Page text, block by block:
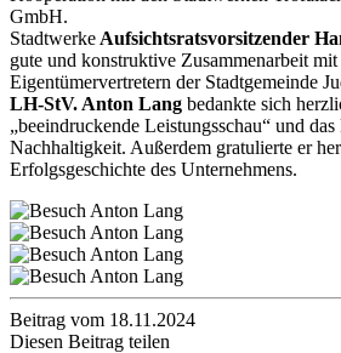
GmbH.
Stadtwerke Aufsichtsratsvorsitzender
gute und konstruktive Zusammenarbeit mit
Eigentümervertretern der Stadtgemeinde
LH-StV. Anton Lang bedankte sich
„beeindruckende Leistungsschau“ und
Nachhaltigkeit. Außerdem gratulierte er
Erfolgsgeschichte des Unternehmens.
Beitrag vom 18.11.2024
Diesen Beitrag teilen